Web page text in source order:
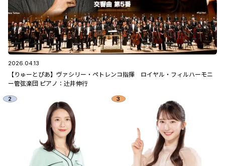
2026.04.13
【りゅーとぴあ】ヴァシリー・ペトレンコ指揮 ロイヤル・フィルハーモニ
ー管弦楽団 ピアノ：辻󠄀井伸行